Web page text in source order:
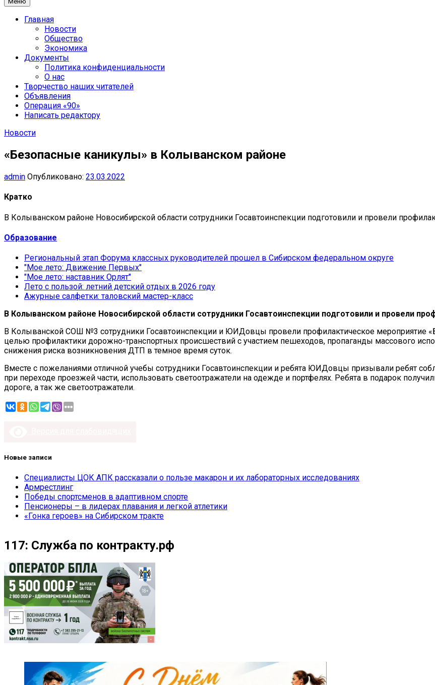
Главная
Новости
Общество
Экономика
Документы
Политика конфиденциальности
О нас
Творчество наших читателей
Объявления
Операция «90»
Написать редактору
Новости
«Безопасные каникулы» в Колыванском районе
admin Опубликовано: 23.03.2022
Кратко
В Колыванском районе Новосибирской области сотрудники Госавтоинспекции подготовили и провели
Образование
Региональный этап Форума классных руководителей прошел в Сибирском федеральном округе
"Мое лето: Движение Первых"
"Мое лето: наставник Орлят"
Лето с пользой: летний детский отдых в 2026 году
Ажурные салфетки: таловский мастер-класс
В Колыванском районе Новосибирской области сотрудники Госавтоинспекции подготовили и провели
В Колыванской СОШ №3 сотрудники Госавтоинспекции и ЮИДовцы провели профилактическое мероприятие
целью профилактики дорожно-транспортных происшествий с участием пешеходов, пропаганды массового
снижения риска возникновения ДТП в темное время суток.
Вместе с пожеланиями отличной учебы сотрудники Госавтоинспекции и ребята ЮИДовцы призывали ребят
при переходе проезжей части, использовать светоотражатели на одежде и портфелях. Ребята в подарок
дороге, а так же светоотражатели.
Новые записи
Специалисты ЦОК АПК рассказали о пользе макарон и их лабораторных исследованиях
Армрестлинг
Победы спортсменов в адаптивном спорте
Пенсионеры – в лидерах плавания и легкой атлетики
«Гонка героев» на Сибирском тракте
117: Служба по контракту.рф